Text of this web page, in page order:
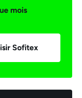
mois
Sofitex